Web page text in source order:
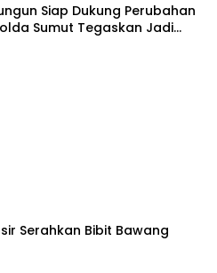
Siap Dukung Perubahan
Sumut Tegaskan Jadi
Profesionalisme dan
Serahkan Bibit Bawang